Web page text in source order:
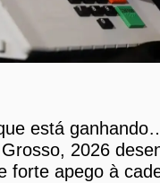
está
2026
forte apego à